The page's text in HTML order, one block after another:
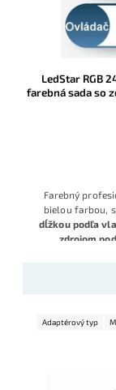
LedStar RGB
farebná sada so
Farebný
bielou farbou,
dĺžkou podľa
zdrojom
Adaptérový typ